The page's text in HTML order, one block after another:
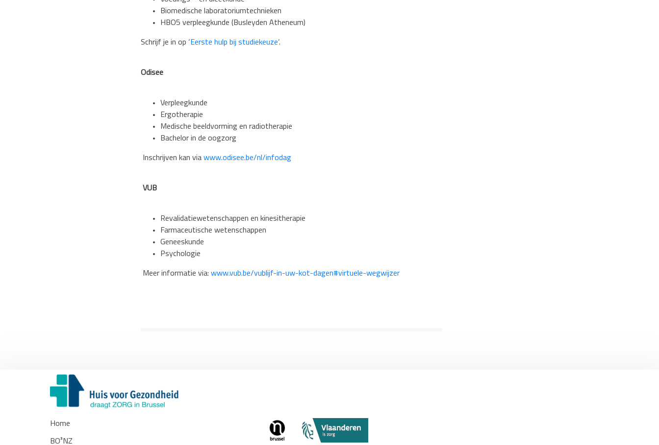
Biomedische laboratoriumtechnieken
HBO5 verpleegkunde (Busleyden Atheneum)
Schrijf je in op ‘Eerste hulp bij studiekeuze‘.
Odisee
Verpleegkunde
Ergotherapie
Medische beeldvorming en radiotherapie
Bachelor in de oogzorg
Inschrijven kan via www.odisee.be/nl/infodag
VUB
Revalidatiewetenschappen en kinesitherapie
Farmaceutische wetenschappen
Geneeskunde
Psychologie
Meer informatie via: www.vub.be/vublijf-in-uw-kot-dagen#virtuele-wegwijzer
Home
BO³NZ